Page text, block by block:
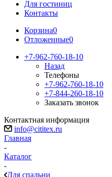
Для гостиниц
Контакты
Корзина0
Отложенные0
+7-962-760-18-10
Назад
Телефоны
+7-962-760-18-10
+7-844-260-18-10
Заказать звонок
Контактная информация
info@cititex.ru
Главная
-
Каталог
-
Для спальни